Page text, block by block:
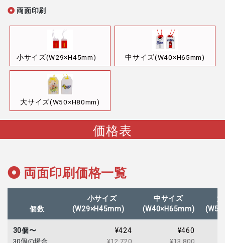
両面印刷
小サイズ(W29×H45mm) 中サイズ(W40×H65mm)
大サイズ(W50×H80mm)
価格表
両面印刷価格一覧
個数
小サイズ
(W29×H45mm)
中サイズ
(W40×H65mm)
30個〜
30個の場合
¥424
¥12,720
¥460
¥13,800